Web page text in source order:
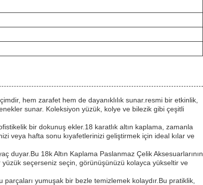
hem zarafet hem de dayanıklılık sunar.resmi bir etkinlik,
sunar. Koleksiyon yüzük, kolye ve bilezik gibi çeşitli
bir dokunuş ekler.18 karatlık altın kaplama, zamanla
veya hafta sonu kıyafetlerinizi geliştirmek için ideal kılar ve
duyar.Bu 18k Altın Kaplama Paslanmaz Çelik Aksesuarlarının
seçerseniz seçin, görünüşünüzü kolayca yükseltir ve
parçaları yumuşak bir bezle temizlemek kolaydır.Bu pratiklik,